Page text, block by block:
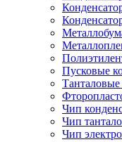
Пусковые
Чип
Чип
Чип